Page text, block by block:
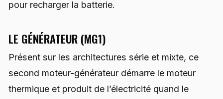
pour recharger la batterie.
LE GÉNÉRATEUR (MG1)
Présent sur les architectures série et mixte, ce
second moteur-générateur démarre le moteur
thermique et produit de l’électricité quand le